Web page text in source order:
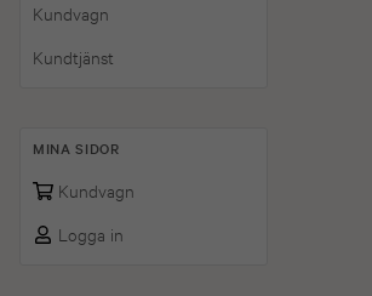
Kundvagn
Kundtjänst
MINA SIDOR
Kundvagn
Logga in